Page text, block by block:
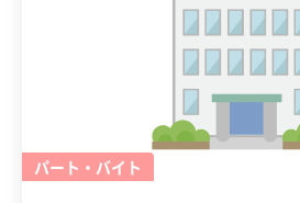
パート・バイト